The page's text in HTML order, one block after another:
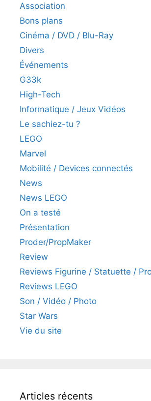
Association
Bons plans
Cinéma / DVD / Blu-Ray
Divers
Événements
G33k
High-Tech
Informatique / Jeux Vidéos
Le sachiez-tu ?
LEGO
Marvel
Mobilité / Devices connectés
News
News LEGO
On a testé
Présentation
Proder/PropMaker
Review
Reviews Figurine / Statuette /
Reviews LEGO
Son / Vidéo / Photo
Star Wars
Vie du site
Articles récents